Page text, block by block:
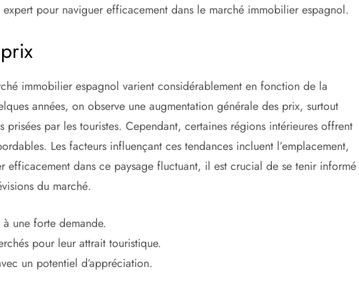
pour naviguer efficacement dans le marché immobilier espagnol.
immobilier espagnol varient considérablement en fonction de la
années, on observe une augmentation générale des prix, surtout
prisées par les touristes. Cependant, certaines régions intérieures offrent
Les facteurs influençant ces tendances incluent l’emplacement,
efficacement dans ce paysage fluctuant, il est crucial de se tenir informé
du marché.
une forte demande.
pour leur attrait touristique.
un potentiel d’appréciation.